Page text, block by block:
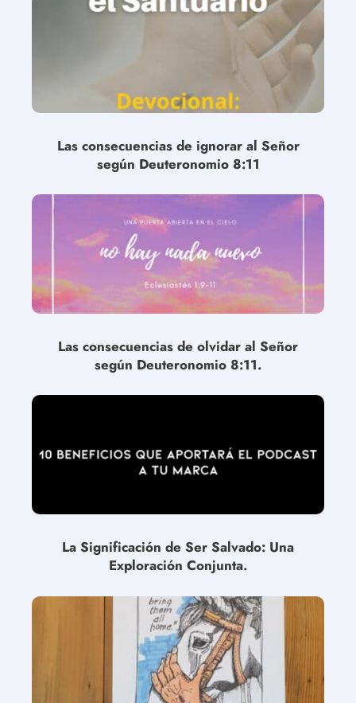
Las consecuencias de ignorar al Señor
según Deuteronomio 8:11
Las consecuencias de olvidar al Señor
según Deuteronomio 8:11.
La Significación de Ser Salvado: Una
Exploración Conjunta.